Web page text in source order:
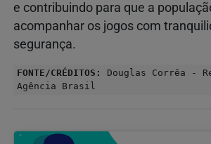
e contribuindo para que a
acompanhar os jogos com
segurança.
FONTE/CRÉDITOS:
Douglas Corrêa -
Agência Brasil